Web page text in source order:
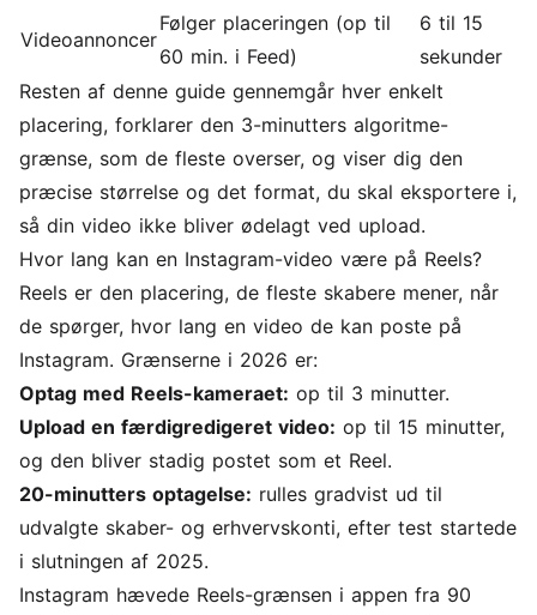
Videoannoncer
Følger placeringen (op til
60 min. i Feed)
6 til 15
sekunder
Resten af denne guide gennemgår hver enkelt
placering, forklarer den 3-minutters algoritme-
grænse, som de fleste overser, og viser dig den
præcise størrelse og det format, du skal eksportere i,
så din video ikke bliver ødelagt ved upload.
Hvor lang kan en Instagram-video være på Reels?
Reels er den placering, de fleste skabere mener, når
de spørger, hvor lang en video de kan poste på
Instagram. Grænserne i 2026 er:
Optag med Reels-kameraet: op til 3 minutter.
Upload en færdigredigeret video: op til 15 minutter,
og den bliver stadig postet som et Reel.
20-minutters optagelse: rulles gradvist ud til
udvalgte skaber- og erhvervskonti, efter test startede
i slutningen af 2025.
Instagram hævede Reels-grænsen i appen fra 90